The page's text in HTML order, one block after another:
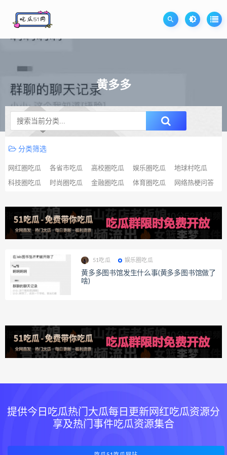
黄多多
升级SVIP无限免费下载
分类筛选
网红圈吃瓜 各省市吃瓜 高校圈吃瓜 娱乐圈吃瓜 地球村吃瓜
科技圈吃瓜 时尚圈吃瓜 金融圈吃瓜 体育圈吃瓜 网络热梗问答
51吃瓜 娱乐圈吃瓜
黄多多图书馆发生什么事(黄多多图书馆做了
啥)
提供今日吃瓜热门大瓜每日更新网红吃瓜资源分
享及热门事件吃瓜资源集合